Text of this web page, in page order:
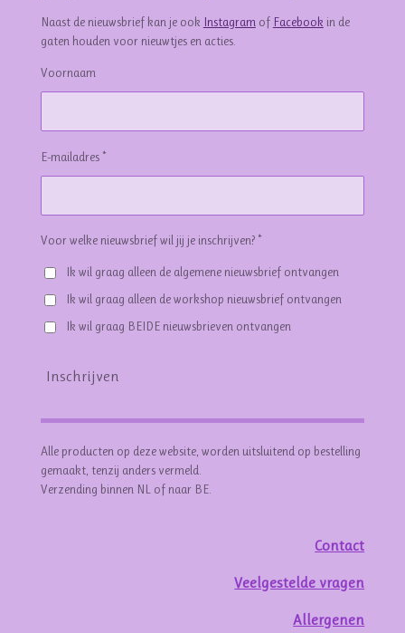
Naast de nieuwsbrief kan je ook Instagram of Facebook in de
gaten houden voor nieuwtjes en acties.
Voornaam
E-mailadres *
Voor welke nieuwsbrief wil jij je inschrijven? *
Ik wil graag alleen de algemene nieuwsbrief ontvangen
Ik wil graag alleen de workshop nieuwsbrief ontvangen
Ik wil graag BEIDE nieuwsbrieven ontvangen
Inschrijven
Alle producten op deze website, worden uitsluitend op bestelling
gemaakt, tenzij anders vermeld.
Verzending binnen NL of naar BE.
Contact
Veelgestelde vragen
Allergenen